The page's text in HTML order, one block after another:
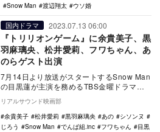
Snow Man
渡辺翔太 ウソ婚
国内ドラマ 2023.07.13 06:00
『トリリオンゲーム』に余貴美子、黒
羽麻璃央、松井愛莉、フワちゃん、あ
のらゲスト出演
7月14日より放送がスタートするSnow Man
の目黒蓮が主演を務めるTBS金曜ドラマ
『トリリオンゲーム』第1章「AIオンライ
ン…
リアルサウンド映画部
余貴美子
松井愛莉 黒羽麻璃央 あの
シソンヌ
じろう
Snow Man でんぱ組.inc フワちゃん
目黒